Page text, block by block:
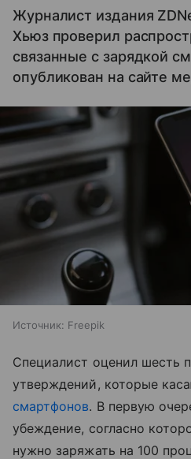
Журналист издания
Хьюз проверил
связанные с зарядкой
опубликован на сайте
Источник: Freepik
Специалист оценил шесть
утверждений, которые
смартфонов. В первую
убеждение, согласно
нужно заряжать на 100